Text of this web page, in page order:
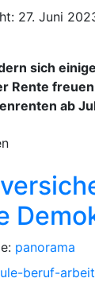
27. Juni
sich
Rente
ab
panorama
beruf-arbeit